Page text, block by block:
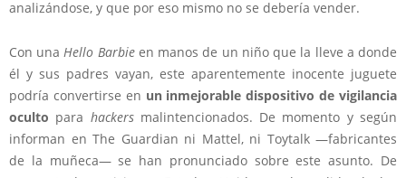
analizándose, y que por eso mismo no se debería vender.
Con unaHello Barbieen manos de un niño que la lleve a donde
él y sus padres vayan, este aparentemente inocente juguete
podría convertirse en un inmejorable dispositivo de vigilancia
oculto para hackersmalintencionados. De momento y según
informan en The Guardian ni Mattel, ni Toytalk —fabricantes
de la muñeca— se han pronunciado sobre este asunto. De